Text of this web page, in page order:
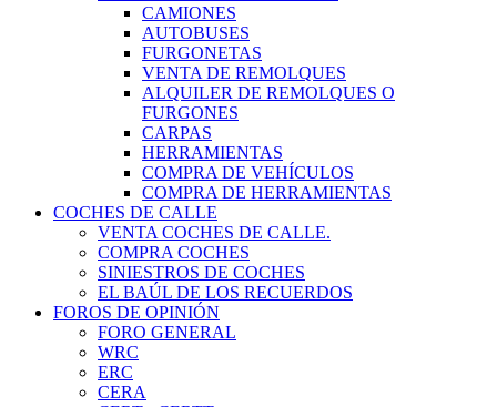
CAMIONES
AUTOBUSES
FURGONETAS
VENTA DE REMOLQUES
ALQUILER DE REMOLQUES O
FURGONES
CARPAS
HERRAMIENTAS
COMPRA DE VEHÍCULOS
COMPRA DE HERRAMIENTAS
COCHES DE CALLE
VENTA COCHES DE CALLE.
COMPRA COCHES
SINIESTROS DE COCHES
EL BAÚL DE LOS RECUERDOS
FOROS DE OPINIÓN
FORO GENERAL
WRC
ERC
CERA